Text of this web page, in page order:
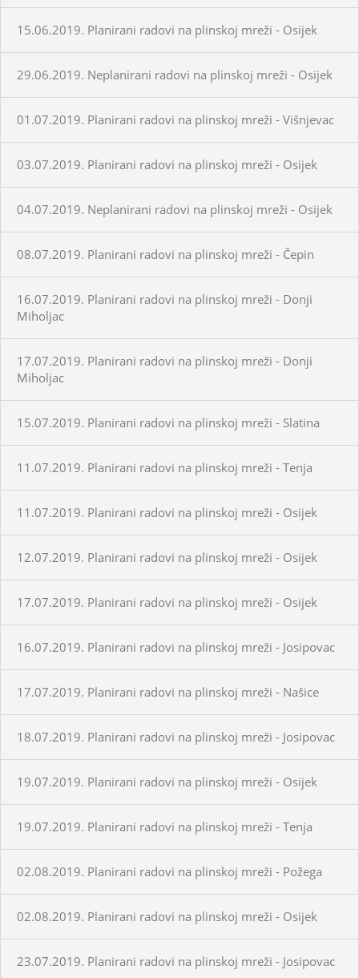
15.06.2019. Planirani radovi na plinskoj mreži - Osijek
29.06.2019. Neplanirani radovi na plinskoj mreži - Osijek
01.07.2019. Planirani radovi na plinskoj mreži - Višnjevac
03.07.2019. Planirani radovi na plinskoj mreži - Osijek
04.07.2019. Neplanirani radovi na plinskoj mreži - Osijek
08.07.2019. Planirani radovi na plinskoj mreži - Čepin
16.07.2019. Planirani radovi na plinskoj mreži - Donji
Miholjac
17.07.2019. Planirani radovi na plinskoj mreži - Donji
Miholjac
15.07.2019. Planirani radovi na plinskoj mreži - Slatina
11.07.2019. Planirani radovi na plinskoj mreži - Tenja
11.07.2019. Planirani radovi na plinskoj mreži - Osijek
12.07.2019. Planirani radovi na plinskoj mreži - Osijek
17.07.2019. Planirani radovi na plinskoj mreži - Osijek
16.07.2019. Planirani radovi na plinskoj mreži - Josipovac
17.07.2019. Planirani radovi na plinskoj mreži - Našice
18.07.2019. Planirani radovi na plinskoj mreži - Josipovac
19.07.2019. Planirani radovi na plinskoj mreži - Osijek
19.07.2019. Planirani radovi na plinskoj mreži - Tenja
02.08.2019. Planirani radovi na plinskoj mreži - Požega
02.08.2019. Planirani radovi na plinskoj mreži - Osijek
23.07.2019. Planirani radovi na plinskoj mreži - Josipovac